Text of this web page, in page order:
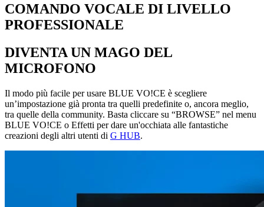
COMANDO VOCALE DI LIVELLO
PROFESSIONALE
DIVENTA UN MAGO DEL
MICROFONO
Il modo più facile per usare BLUE VO!CE è scegliere
un’impostazione già pronta tra quelli predefinite o, ancora meglio,
tra quelle della community. Basta cliccare su “BROWSE” nel menu
BLUE VO!CE o Effetti per dare un'occhiata alle fantastiche
creazioni degli altri utenti di G HUB.